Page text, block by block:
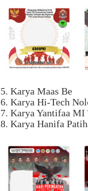
5. Karya Maas Be
6. Karya Hi-Tech
7. Karya Yantifaa
8. Karya Hanifa